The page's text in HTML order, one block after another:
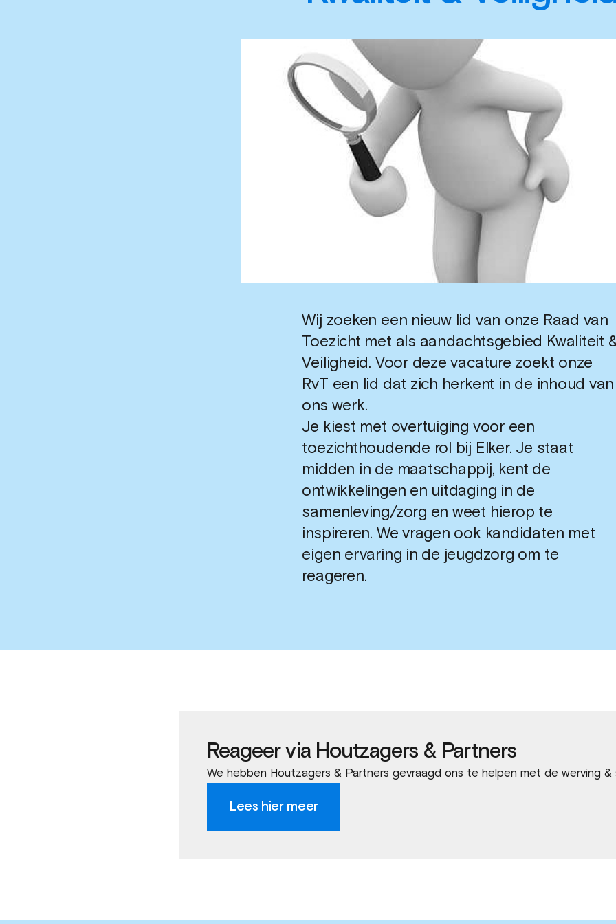
Wij zoeken een nieuw lid van onze Raad van
Toezicht met als aandachtsgebied Kwaliteit
Veiligheid. Voor deze vacature zoekt onze
RvT een lid dat zich herkent in de inhoud van
ons werk.
Je kiest met overtuiging voor een
toezichthoudende rol bij Elker. Je staat
midden in de maatschappij, kent de
ontwikkelingen en uitdaging in de
samenleving/zorg en weet hierop te
inspireren. We vragen ook kandidaten met
eigen ervaring in de jeugdzorg om te
reageren.
Reageer via Houtzagers & Partners
We hebben Houtzagers & Partners gevraagd ons te helpen met de werving
Lees hier meer